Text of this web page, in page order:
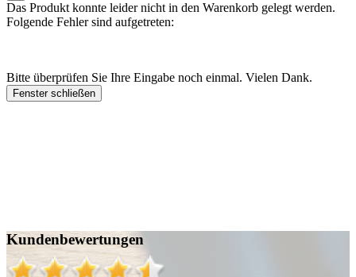
Das Produkt konnte leider nicht in den Warenkorb gelegt werden.
Folgende Fehler sind aufgetreten:
Bitte überprüfen Sie Ihre Eingabe noch einmal. Vielen Dank.
Fenster schließen
Kundenbewertungen